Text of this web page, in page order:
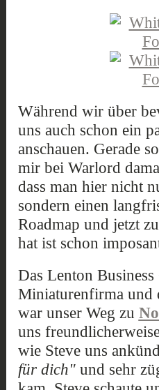
Während wir über
uns auch schon ein
anschauen. Gerade
mir bei Warlord
dass man hier nicht
sondern einen
Roadmap und jetzt
hat ist schon
Das Lenton
Miniaturenfirma und
war unser Weg zu
uns
wie Steve uns
für dich"und sehr